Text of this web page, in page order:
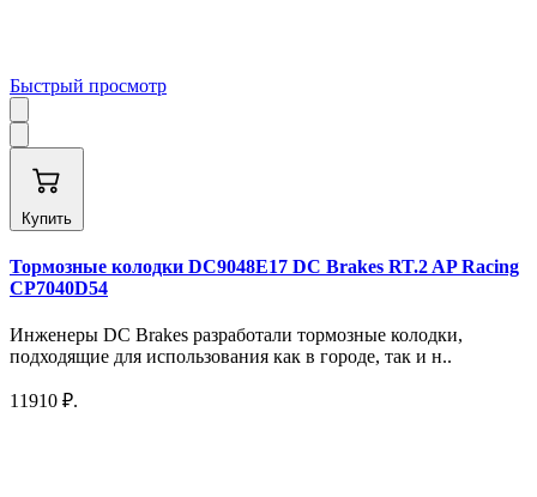
Быстрый просмотр
Купить
Тормозные колодки DC9048E17 DC Brakes RT.2 AP Racing
CP7040D54
Инженеры DC Brakes разработали тормозные колодки,
подходящие для использования как в городе, так и н..
11910 ₽.